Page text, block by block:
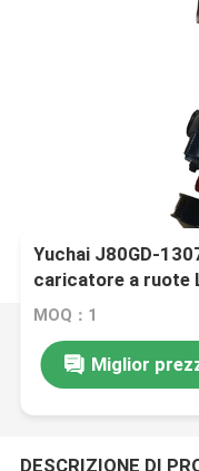
Yuchai J80GD-
caricatore a ruote
CLG842 CLG855N
RS8140、
MOQ：1
Miglior
DESCRIZIONE DI